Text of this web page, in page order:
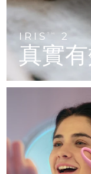
IRIS TM 2
真實
For
All
All
All
For
Dual
All
生髮
All
Full-
保健品
NEW
專業治療
克羅埃西亞
賽普勒斯
捷克
愛沙尼亞
芬蘭